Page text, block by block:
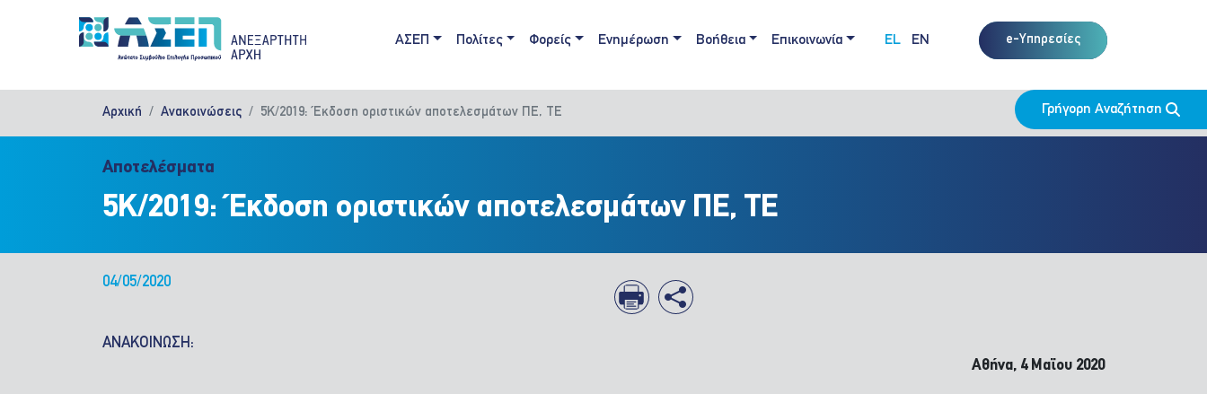
Main navigation
ΑΣΕΠ Πολίτες Φορείς Ενημέρωση Βοήθεια Επικοινωνία EL EN e-Υπηρεσίες
Αρχική Ανακοινώσεις 5Κ/2019: Έκδοση οριστικών αποτελεσμάτων ΠΕ, ΤΕ Γρήγορη Αναζήτηση
Αποτελέσματα
5Κ/2019: Έκδοση οριστικών αποτελεσμάτων ΠΕ, ΤΕ
04/05/2020
ΑΝΑΚΟΙΝΩΣΗ:
Αθήνα, 4 Μαϊου 2020